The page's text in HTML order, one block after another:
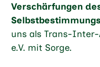
Verschärfungen
uns als Trans-
e.V. mit Sorge.